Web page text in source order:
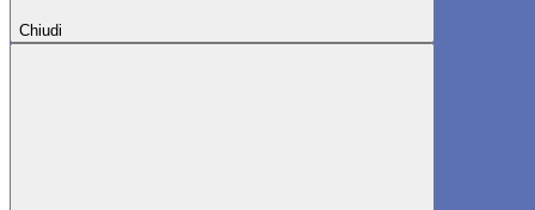
Chiudi